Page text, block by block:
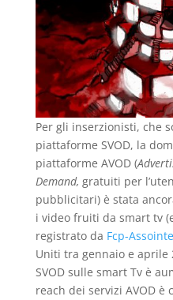
Per gli inserzionisti, che
piattaforme SVOD, la
piattaforme AVOD (
Demand, gratuiti per
pubblicitari) è stata
i video fruiti da smart tv
registrato da Fcp-
Uniti tra gennaio e aprile
SVOD sulle smart Tv è
reach dei servizi AVOD è